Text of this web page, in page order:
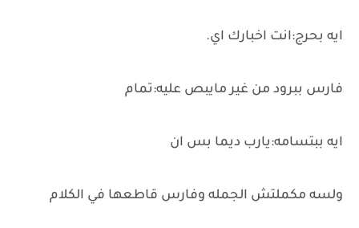
ايه بحرج:انت اخبارك اي.
فارس ببرود من غير مايبص عليه:تمام
ايه ببتسامه:يارب ديما بس ان
ولسه مكملتش الجمله وفارس قاطعها في الكلام